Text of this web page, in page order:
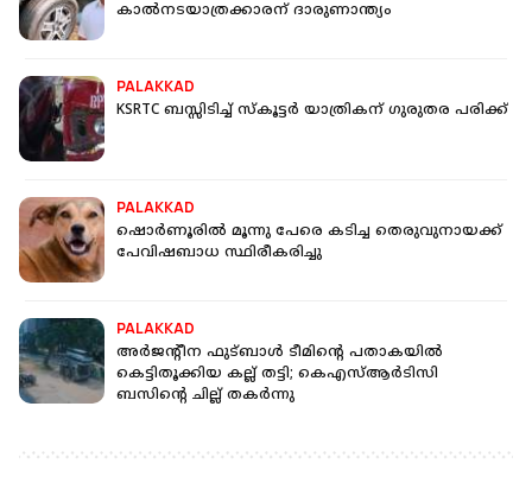
കാല്‍നടയാത്രക്കാരന് ദാരുണാന്ത്യം
PALAKKAD
KSRTC ബസ്സിടിച്ച് സ്‌കൂട്ടര്‍ യാത്രികന് ഗുരുതര പരിക്ക്
PALAKKAD
ഷൊര്‍ണൂരില്‍ മൂന്നു പേരെ കടിച്ച തെരുവുനായക്ക്
പേവിഷബാധ സ്ഥിരീകരിച്ചു
PALAKKAD
അര്‍ജന്റീന ഫുട്ബാൾ ടീമിന്റെ പതാകയില്‍
കെട്ടിതൂക്കിയ കല്ല് തട്ടി; കെഎസ്ആര്‍ടിസി
ബസിന്റെ ചില്ല് തകര്‍ന്നു